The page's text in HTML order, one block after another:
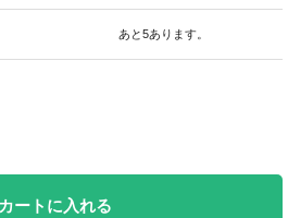
あと5あります。
ートに入れる